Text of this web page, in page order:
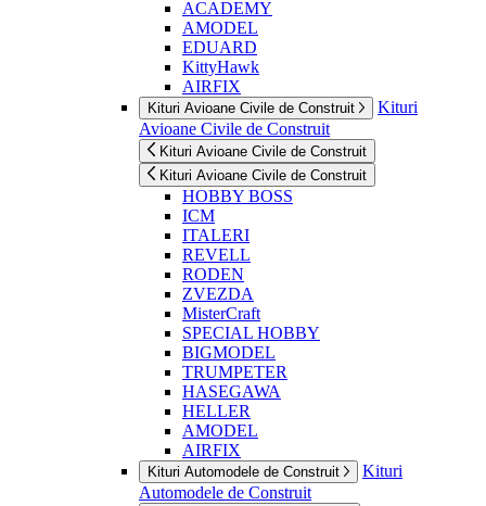
ACADEMY
AMODEL
EDUARD
KittyHawk
AIRFIX
Kituri Avioane Civile de Construit
Kituri
Avioane Civile de Construit
Kituri Avioane Civile de Construit
Kituri Avioane Civile de Construit
HOBBY BOSS
ICM
ITALERI
REVELL
RODEN
ZVEZDA
MisterCraft
SPECIAL HOBBY
BIGMODEL
TRUMPETER
HASEGAWA
HELLER
AMODEL
AIRFIX
Kituri Automodele de Construit
Kituri
Automodele de Construit